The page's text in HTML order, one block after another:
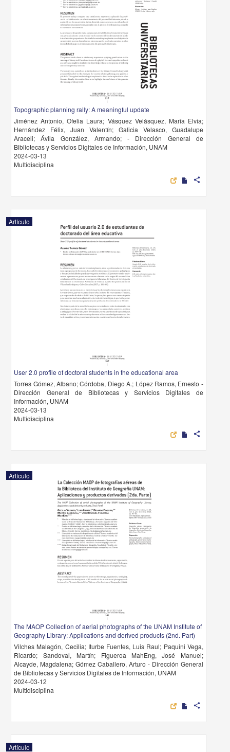
Topographic planning rally: A meaningful update
Jiménez Antonio, Ofelia Laura; Vásquez Velásquez, María Elvia;
Hernández Félix, Juan Valentín; Galicia Velasco, Guadalupe
Araceli; Ávila González, Armando; - Dirección General de
Bibliotecas y Servicios Digitales de Información, UNAM
2024-03-13
Multidisciplina
share
Artículo
User 2.0 profile of doctoral students in the educational area
Torres Gómez, Albano; Córdoba, Diego A.; López Ramos, Ernesto -
Dirección General de Bibliotecas y Servicios Digitales de
Información, UNAM
2024-03-13
Multidisciplina
share
Artículo
The MAOP Collection of aerial photographs of the UNAM Institute of
Geography Library: Applications and derived products (2nd. Part)
Vilches Malagón, Cecilia; Iturbe Fuentes, Luis Raul; Paquini Vega,
Ricardo; Sandoval, Martín; Figueroa MahEng, José Manuel;
Alcayde, Magdalena; Gómez Caballero, Arturo - Dirección General
de Bibliotecas y Servicios Digitales de Información, UNAM
2024-03-12
Multidisciplina
share
Artículo